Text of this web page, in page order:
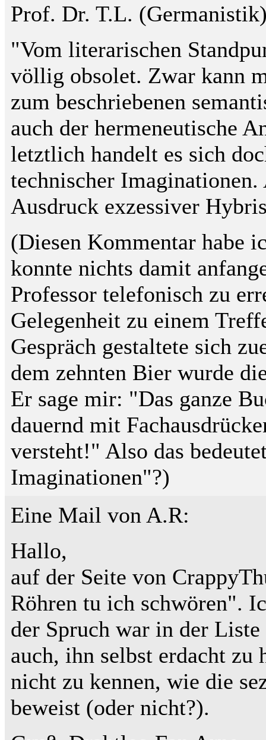
Prof. Dr. T.L.
"Vom literarischen
völlig obsolet. Zwar kann
zum beschriebenen
auch der hermeneutische
letztlich handelt es sich
technischer
Ausdruck exzessiver
(Diesen Kommentar habe
konnte nichts damit
Professor telefonisch zu
Gelegenheit zu einem
Gespräch gestaltete sich
dem zehnten Bier wurde
Er sage mir: "Das ganze
dauernd mit
versteht!" Also das
Imaginationen"?)
Eine Mail von A.R:
Hallo,
auf der Seite von
Röhren tu ich schwören".
der Spruch war in der
auch, ihn selbst erdacht zu
nicht zu kennen, wie die
beweist (oder nicht?).